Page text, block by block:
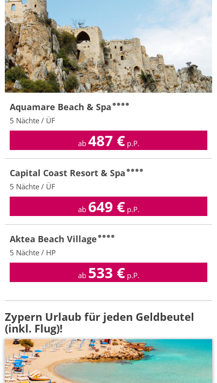
Aquamare Beach & Spa
5 Nächte / ÜF
ab 487€ p.P.
Capital Coast Resort & Spa
5 Nächte / ÜF
ab 649 € p.P.
Aktea Beach Village
5 Nächte / HP
ab 533 € p.P.
Zypern Urlaub für jeden Geldbeutel
(inkl. Flug)!